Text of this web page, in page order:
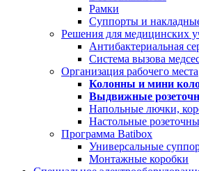
Рамки
Суппорты и
Решения для медицинских
Антибактериальная
Система вызова
Организация рабочего места
Колонны и мини
Выдвижные
Напольные лючки,
Настольные
Программа Batibox
Универсальные
Монтажные коробки